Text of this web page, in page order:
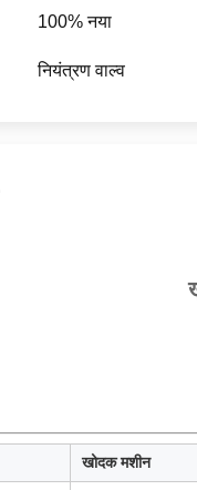
100% नया
नियंत्रण वाल्व
खोदक मशीन